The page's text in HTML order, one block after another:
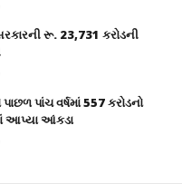
રૂ. 23,731 કરોડની
પાંચ વર્ષમાં 557 કરોડનો
આપ્યા આંકડા